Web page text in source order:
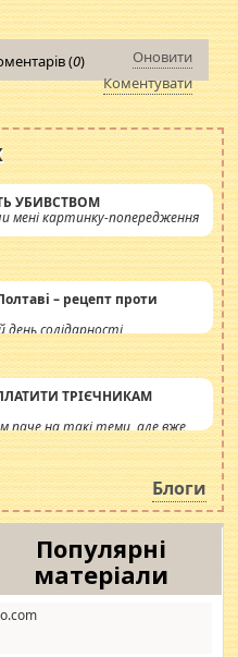
(0)
Оновити
Коментувати
УБИВСТВОМ
мені картинку-попередження
– рецепт проти
день солідарності
ТРІЄЧНИКАМ
паче на такі теми, але вже
сьогоднішні інсенуації
питання. Штучно
катастрофа.
Блоги
Популярні
матеріали